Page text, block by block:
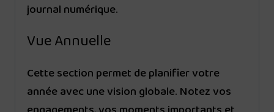
journal numérique.
Vue Annuelle
Cette section permet de planifier votre
année avec une vision globale. Notez vos